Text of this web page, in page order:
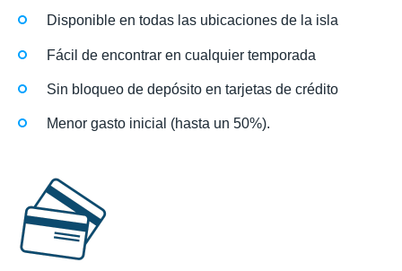
Disponible en todas las ubicaciones de la isla
Fácil de encontrar en cualquier temporada
Sin bloqueo de depósito en tarjetas de crédito
Menor gasto inicial (hasta un 50%).